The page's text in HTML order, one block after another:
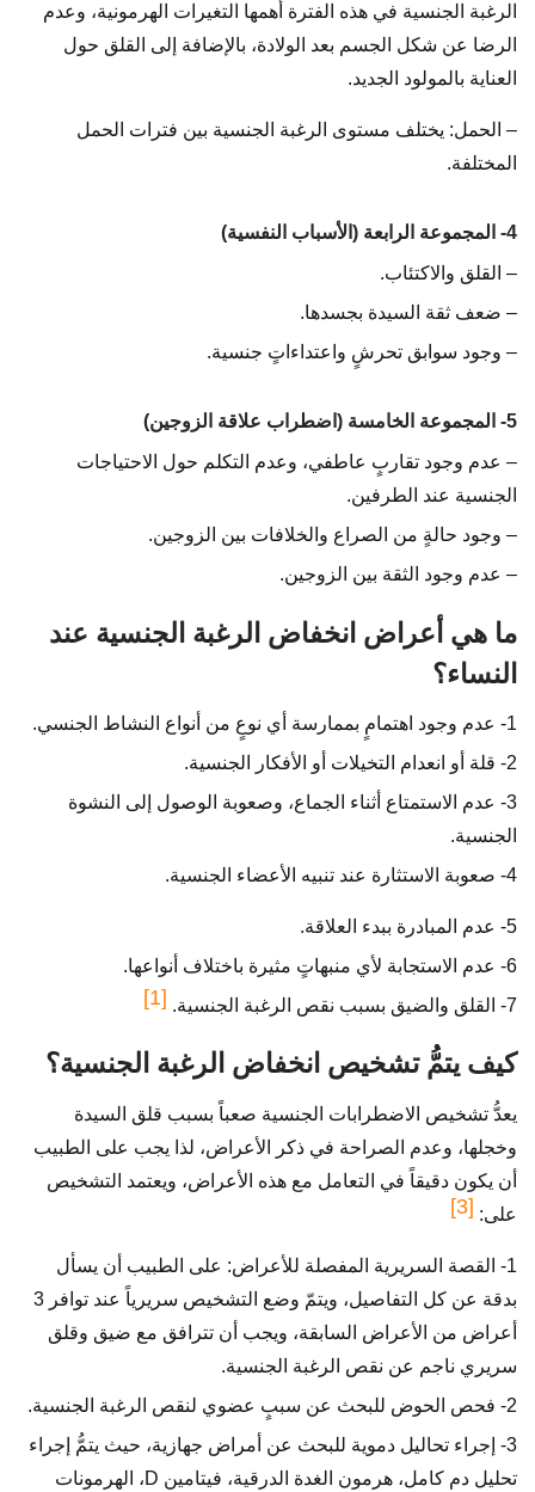
الرغبة الجنسية في هذه الفترة أهمها التغيرات الهرمونية، وعدم
الرضا عن شكل الجسم بعد الولادة، بالإضافة إلى القلق حول
العناية بالمولود الجديد.
– الحمل: يختلف مستوى الرغبة الجنسية بين فترات الحمل
المختلفة.
4- المجموعة الرابعة (الأسباب النفسية)
– القلق والاكتئاب.
– ضعف ثقة السيدة بجسدها.
– وجود سوابق تحرشٍ واعتداءاتٍ جنسية.
5- المجموعة الخامسة (اضطراب علاقة الزوجين)
– عدم وجود تقاربٍ عاطفي، وعدم التكلم حول الاحتياجات
الجنسية عند الطرفين.
– وجود حالةٍ من الصراع والخلافات بين الزوجين.
– عدم وجود الثقة بين الزوجين.
ما هي أعراض انخفاض الرغبة الجنسية عند
النساء؟
1- عدم وجود اهتمامٍ بممارسة أي نوعٍ من أنواع النشاط الجنسي.
2- قلة أو انعدام التخيلات أو الأفكار الجنسية.
3- عدم الاستمتاع أثناء الجماع، وصعوبة الوصول إلى النشوة
الجنسية.
4- صعوبة الاستثارة عند تنبيه الأعضاء الجنسية.
5- عدم المبادرة ببدء العلاقة.
6- عدم الاستجابة لأي منبهاتٍ مثيرة باختلاف أنواعها.
7- القلق والضيق بسبب نقص الرغبة الجنسية.
[1]
كيف يتمُّ تشخيص انخفاض الرغبة الجنسية؟
يعدُّ تشخيص الاضطرابات الجنسية صعباً بسبب قلق السيدة
وخجلها، وعدم الصراحة في ذكر الأعراض، لذا يجب على الطبيب
أن يكون دقيقاً في التعامل مع هذه الأعراض، ويعتمد التشخيص
على: [3]
1- القصة السريرية المفصلة للأعراض: على الطبيب أن يسأل
بدقة عن كل التفاصيل، ويتمّ وضع التشخيص سريرياً عند توافر 3
أعراض من الأعراض السابقة، ويجب أن تترافق مع ضيق وقلق
سريري ناجم عن نقص الرغبة الجنسية.
2- فحص الحوض للبحث عن سببٍ عضوي لنقص الرغبة الجنسية.
3- إجراء تحاليل دموية للبحث عن أمراض جهازية، حيث يتمُّ إجراء
تحليل دم كامل، هرمون الغدة الدرقية، فيتامين D، الهرمونات